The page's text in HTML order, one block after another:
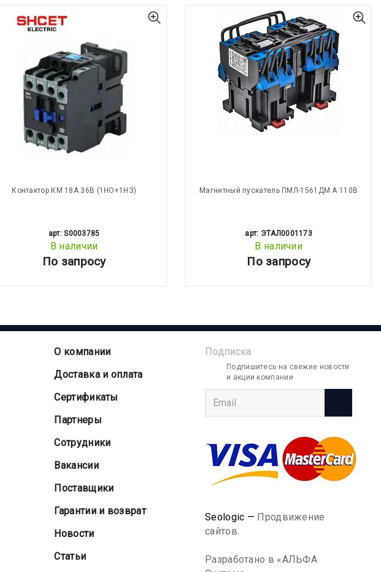
Контактор КМ 18А 36В (1НО+1НЗ)
арт: S0003785
В наличии
По запросу
Магнитный пускатель ПМЛ-1561ДМ А 110В
арт: ЭТАЛ0001173
В наличии
По запросу
Подписка
Подпишитесь на свежие новости
и акции компании
Seologic — Продвижение
сайтов.
Разработано в «АЛЬФА
О компании
Доставка и оплата
Cертификаты
Партнеры
Сотрудники
Вакансии
Поставщики
Гарантии и возврат
Новости
Статьи